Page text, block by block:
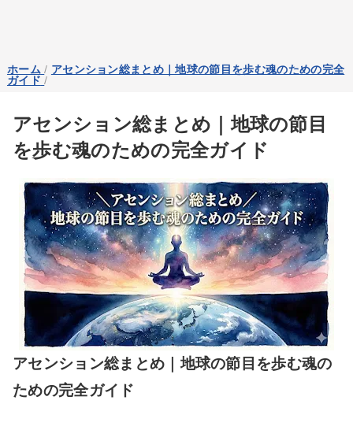
ホーム / アセンション総まとめ｜地球の節目を歩む魂のための完全
ガイド /
アセンション総まとめ｜地球の節目
を歩む魂のための完全ガイド
アセンション総まとめ｜地球の節目を歩む魂の
ための完全ガイド